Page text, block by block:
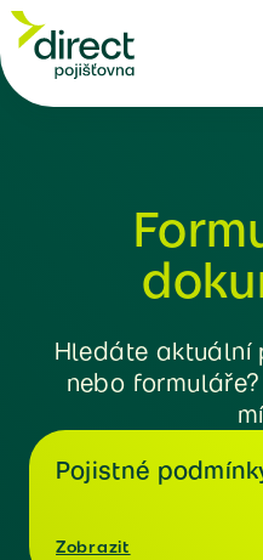
Hledáte aktuální
nebo
Pojistné
Zobrazit